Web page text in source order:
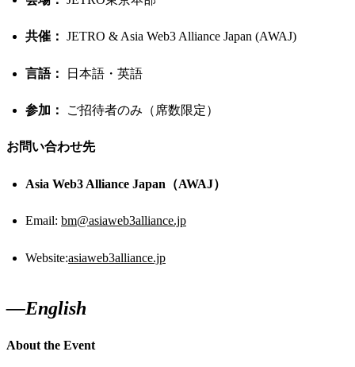
共催： JETRO & Asia Web3 Alliance Japan (AWAJ)
言語： 日本語・英語
参加： ご招待者のみ（席数限定）
​お問い合わせ先
Asia Web3 Alliance Japan（AWAJ）
​Email: bm@asiaweb3alliance.jp
​Website:asiaweb3alliance.jp
—English
​About the Event